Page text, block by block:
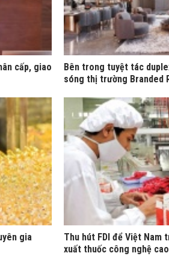
cấp, giao
Bên trong tuyệt tác
sóng thị trường Branded
gia
Thu hút FDI để Việt Nam
xuất thuốc công nghệ cao